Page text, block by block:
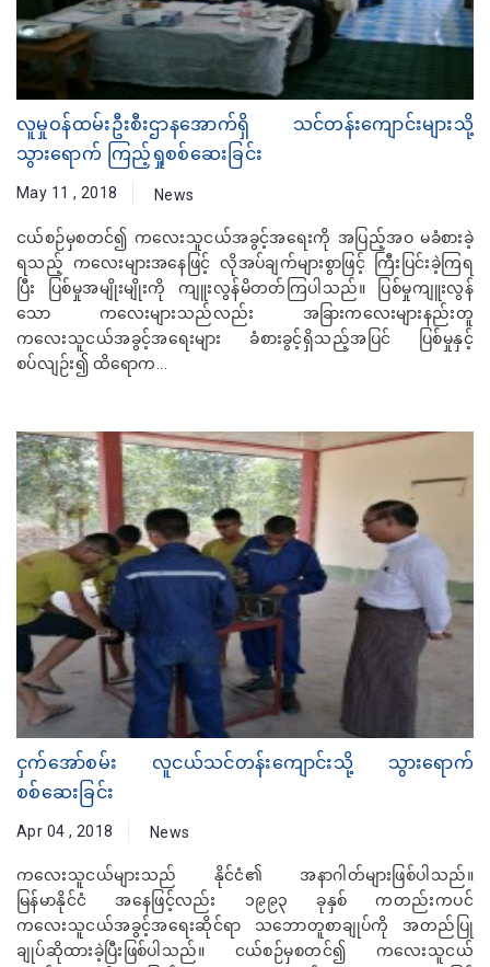
လူမှုဝန်ထမ်းဦးစီးဌာနအောက်ရှိ သင်တန်းကျောင်းများသို့
သွားရောက် ကြည့်ရှုစစ်ဆေးခြင်း
May 11 , 2018 News
ငယ်စဉ်မှစတင်၍ ကလေးသူငယ်အခွင့်အရေးကို အပြည့်အဝ မခံစားခဲ့
ရသည့် ကလေးများအနေဖြင့် လိုအပ်ချက်များစွာဖြင့် ကြီးပြင်းခဲ့ကြရ
ပြီး ပြစ်မှုအမျိုးမျိုးကို ကျူးလွန်မိတတ်ကြပါသည်။ ပြစ်မှုကျူးလွန်
သော ကလေးများသည်လည်း အခြားကလေးများနည်းတူ
ကလေးသူငယ်အခွင့်အရေးများ ခံစားခွင့်ရှိသည့်အပြင် ပြစ်မှုနှင့်
စပ်လျဉ်း၍ ထိရောက...
ငှက်အော်စမ်း လူငယ်သင်တန်းကျောင်းသို့ သွားရောက်
စစ်ဆေးခြင်း
Apr 04 , 2018 News
ကလေးသူငယ်များသည် နိုင်ငံ၏ အနာဂါတ်များဖြစ်ပါသည်။
မြန်မာနိုင်ငံ အနေဖြင့်လည်း ၁၉၉၃ ခုနှစ် ကတည်းကပင်
ကလေးသူငယ်အခွင့်အရေးဆိုင်ရာ သဘောတူစာချုပ်ကို အတည်ပြု
ချုပ်ဆိုထားခဲ့ပြီးဖြစ်ပါသည်။ ငယ်စဉ်မှစတင်၍ ကလေးသူငယ်